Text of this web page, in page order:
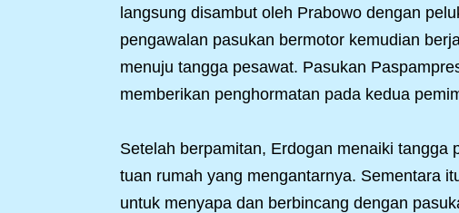
langsung disambut oleh Prabowo dengan
pengawalan pasukan bermotor kemudian
menuju tangga pesawat. Pasukan
memberikan penghormatan pada kedua
Setelah berpamitan, Erdogan menaiki
tuan rumah yang mengantarnya. Sementara
untuk menyapa dan berbincang dengan